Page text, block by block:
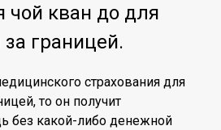
чой кван до для
границей.
страхования для
то он получит
без какой-либо денежной